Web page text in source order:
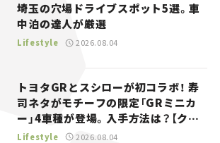
埼玉の穴場ドライブスポット5選。車
中泊の達人が厳選
Lifestyle 2026.08.04
トヨタGRとスシローが初コラボ！ 寿
司ネタがモチーフの限定「GRミニカ
ー」4車種が登場。入手方法は？【クル
マとホビー】
Lifestyle 2026.08.04